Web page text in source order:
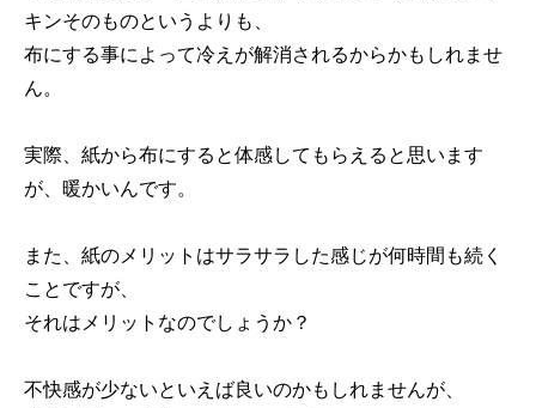
キンそのものというよりも、
布にする事によって冷えが解消されるからかもしれませ
ん。
実際、紙から布にすると体感してもらえると思います
が、暖かいんです。
また、紙のメリットはサラサラした感じが何時間も続く
ことですが、
それはメリットなのでしょうか？
不快感が少ないといえば良いのかもしれませんが、